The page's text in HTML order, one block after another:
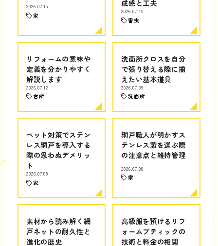
2026.07.15
家
成感と工夫
2026.07.15
害虫
リフォームの意味や
定義を分かりやすく
解説します
2026.07.12
台所
洗面所クロスを自分
で張り替える際に揃
えたい基本道具
2026.07.09
洗面所
ペット対策でステン
レス網戸を導入する
際の思わぬデメリッ
ト
2026.07.08
家
網戸職人が明かすス
テンレス製を選ぶ際
の注意点と維持管理
2026.07.08
家
素材から読み解く網
戸ネットの耐久性と
進化の歴史
高級服を預けるリフ
ォームブティックの
技術と料金の相関